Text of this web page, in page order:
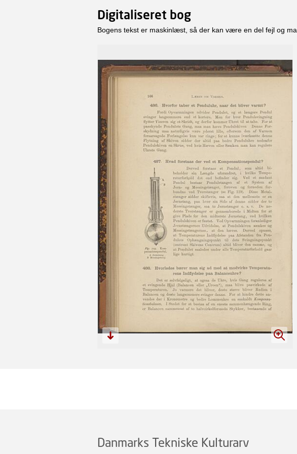
Digitaliseret bog
Bogens tekst er maskinlæst, så der kan være en del fejl og
Danmarks Tekniske Kulturarv